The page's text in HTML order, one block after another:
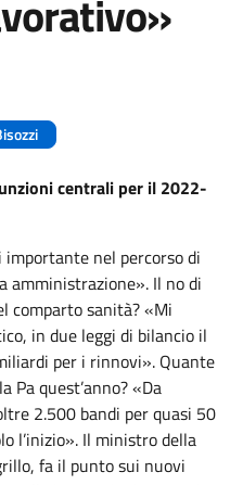
centrali per il 2022-
nel percorso di
amministrazione». Il no di
comparto sanità? «Mi
in due leggi di bilancio il
per i rinnovi». Quante
Pa quest’anno? «Da
2.500 bandi per quasi 50
l’inizio». Il ministro della
fa il punto sui nuovi